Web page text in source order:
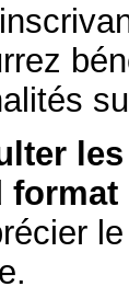
format